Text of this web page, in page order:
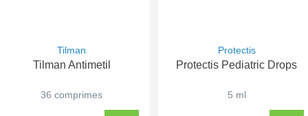
Tilman
Tilman Antimetil
36 comprimes
Protectis
Protectis Pediatric Drops
5 ml